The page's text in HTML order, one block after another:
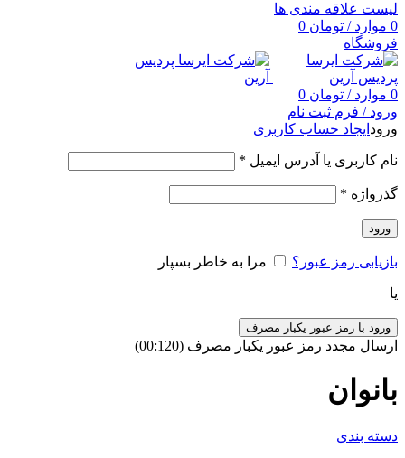
لیست علاقه مندی ها
0 موارد / تومان
فروشگاه
0 موارد / تومان
ورود / فرم ثبت نام
ورود ایجاد حساب کاربری
نام کاربری یا آدرس ایمیل *
گذرواژه *
ورود
بازیابی رمز عبور؟ مرا به خاطر بسپار
یا
ورود با رمز عبور یکبار مصرف
ارسال مجدد رمز عبور یکبار مصرف (00:
120
)
بانوان
دسته بندی